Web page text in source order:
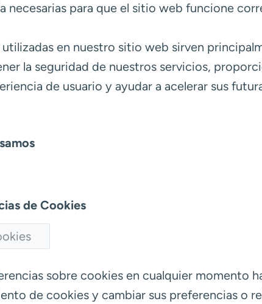
necesarias para que el sitio web funcione
en nuestro sitio web sirven
la seguridad de nuestros servicios,
de usuario y ayudar a acelerar sus
de Cookies
sobre cookies en cualquier
de cookies y cambiar sus preferencias o